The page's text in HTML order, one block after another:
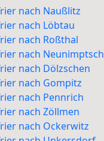
nach Naußlitz
nach Löbtau
nach Roßthal
nach Neunimptsch
nach Dölzschen
nach Gompitz
nach Pennrich
nach Zöllmen
nach Ockerwitz